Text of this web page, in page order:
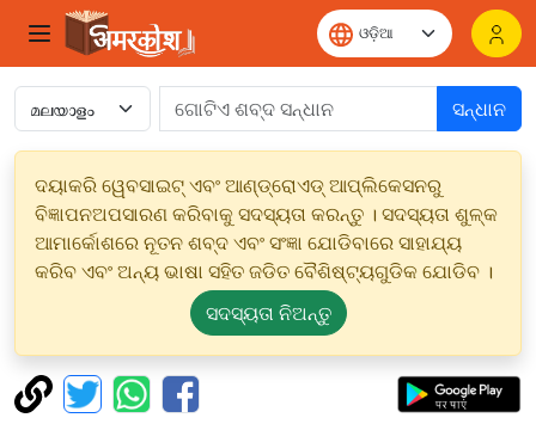
ସନ୍ଧାନ
ଦୟାକରି ୱେବସାଇଟ୍ ଏବଂ ଆଣ୍ଡ୍ରୋଏଡ୍ ଆପ୍ଲିକେସନରୁ
ବିଜ୍ଞାପନଅପସାରଣ କରିବାକୁ ସଦସ୍ୟତା କରନ୍ତୁ । ସଦସ୍ୟତା ଶୁଳ୍କ
ଆମାର୍କୋଶରେ ନୂତନ ଶବ୍ଦ ଏବଂ ସଂଜ୍ଞା ଯୋଡିବାରେ ସାହାଯ୍ୟ
କରିବ ଏବଂ ଅନ୍ୟ ଭାଷା ସହିତ ଜଡିତ ବୈଶିଷ୍ଟ୍ୟଗୁଡିକ ଯୋଡିବ ।
ସଦସ୍ୟତା ନିଅନ୍ତୁ